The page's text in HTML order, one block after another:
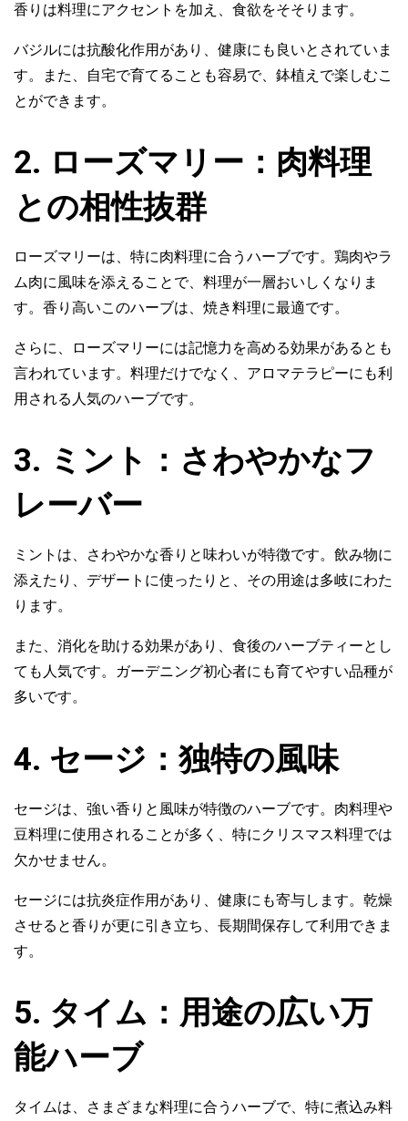
香りは料理にアクセントを加え、食欲をそそります。
バジルには抗酸化作用があり、健康にも良いとされていま
す。また、自宅で育てることも容易で、鉢植えで楽しむこ
とができます。
2. ローズマリー：肉料理
との相性抜群
ローズマリーは、特に肉料理に合うハーブです。鶏肉やラ
ム肉に風味を添えることで、料理が一層おいしくなりま
す。香り高いこのハーブは、焼き料理に最適です。
さらに、ローズマリーには記憶力を高める効果があるとも
言われています。料理だけでなく、アロマテラピーにも利
用される人気のハーブです。
3. ミント：さわやかなフ
レーバー
ミントは、さわやかな香りと味わいが特徴です。飲み物に
添えたり、デザートに使ったりと、その用途は多岐にわた
ります。
また、消化を助ける効果があり、食後のハーブティーとし
ても人気です。ガーデニング初心者にも育てやすい品種が
多いです。
4. セージ：独特の風味
セージは、強い香りと風味が特徴のハーブです。肉料理や
豆料理に使用されることが多く、特にクリスマス料理では
欠かせません。
セージには抗炎症作用があり、健康にも寄与します。乾燥
させると香りが更に引き立ち、長期間保存して利用できま
す。
5. タイム：用途の広い万
能ハーブ
タイムは、さまざまな料理に合うハーブで、特に煮込み料